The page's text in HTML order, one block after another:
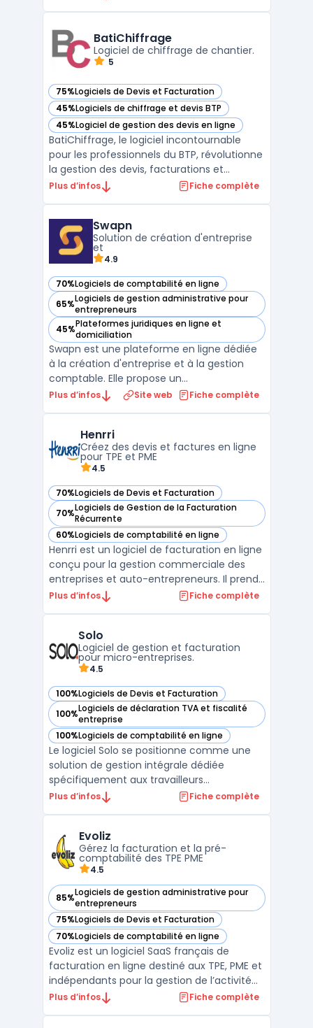
ventes et de la trésorerie en offrant une
vue d'ensemble des factures ...
BatiChiffrage
Logiciel de chiffrage de chantier.
5
75%Logiciels de Devis et Facturation
— voir BatiChiffrage dans cette catégorie
45%Logiciels de chiffrage et devis BTP
— voir BatiChiffrage dans cette catégorie
45%Logiciel de gestion des devis en ligne
— voir BatiChiffrage dans cette catégorie
BatiChiffrage, le logiciel incontournable
pour les professionnels du BTP, révolutionne
la gestion des devis, facturations et
chiffrages. Conçu spécifiquement pour les
et précise des coûts, grâce à une base de d
Plus d’infos Fiche complète
Swapn
Solution de création d'entreprise
et
4.9
70%Logiciels de comptabilité en ligne
— voir Swapn dans cette catégorie
65%Logiciels de gestion administrative pour
entrepreneurs
— voir Swapn dans cette catégorie
45%Plateformes juridiques en ligne et
domiciliation
— voir Swapn dans cette catégorie
Swapn est une plateforme en ligne dédiée
à la création d'entreprise et à la gestion
comptable. Elle propose un
accompagnement personnalisé pour les
société. Swapn se distingue par des tarifs
attractifs, offrant la cré ...
Plus d’infos Site web Fiche complète
Henrri
Créez des devis et factures en ligne
pour TPE et PME
4.5
70%Logiciels de Devis et Facturation
— voir Henrri dans cette catégorie
70%Logiciels de Gestion de la Facturation
Récurrente
— voir Henrri dans cette catégorie
60%Logiciels de comptabilité en ligne
— voir Henrri dans cette catégorie
Henrri est un logiciel de facturation en ligne
conçu pour la gestion commerciale des
entreprises et auto-entrepreneurs. Il prend
en compte les besoins concrets des TPE,
réglementation française, y compris la
conformité an ...
Plus d’infos Fiche complète
Solo
Logiciel de gestion et facturation
pour micro-entreprises.
4.5
100%Logiciels de Devis et Facturation
— voir Solo dans cette catégorie
100%Logiciels de déclaration TVA et fiscalité
entreprise
— voir Solo dans cette catégorie
100%Logiciels de comptabilité en ligne
— voir Solo dans cette catégorie
Le logiciel Solo se positionne comme une
solution de gestion intégrale dédiée
spécifiquement aux travailleurs
indépendants sous le régime de la micro-
administratives obligatoires, de la création
des documents commerciaux au s ...
Plus d’infos Fiche complète
Evoliz
Gérez la facturation et la pré-
comptabilité des TPE PME
4.5
85%Logiciels de gestion administrative pour
entrepreneurs
— voir Evoliz dans cette catégorie
75%Logiciels de Devis et Facturation
— voir Evoliz dans cette catégorie
70%Logiciels de comptabilité en ligne
— voir Evoliz dans cette catégorie
Evoliz est un logiciel SaaS français de
facturation en ligne destiné aux TPE, PME et
indépendants pour la gestion de l’activité
commerciale et de la pré-comptabilité
Plus d’infos Fiche complète